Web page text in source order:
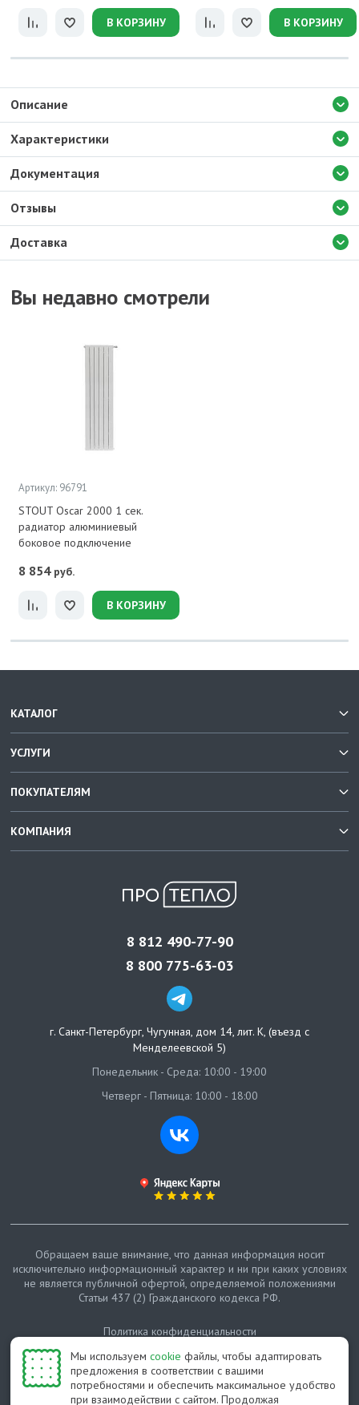
В КОРЗИНУ В КОРЗИНУ
Доставка
Описание
Характеристики
Документация
Отзывы
Вы недавно смотрели
Артикул: 96791
STOUT Oscar 2000 1 сек.
радиатор алюминиевый
боковое подключение
8 854 руб.
В КОРЗИНУ
Мы используем cookie файлы, чтобы адаптировать
предложения в соответствии с вашими
потребностями и обеспечить максимальное удобство
при взаимодействии с сайтом. Продолжая
КАТАЛОГ
УСЛУГИ
ПОКУПАТЕЛЯМ
КОМПАНИЯ
8 812 490-77-90
8 800 775-63-03
г. Санкт-Петербург, Чугунная, дом 14, лит. К, (въезд с
Менделеевской 5)
Понедельник - Среда: 10:00 - 19:00
Четверг - Пятница: 10:00 - 18:00
© Протепло-СПб, 2011-2026
Обращаем ваше внимание, что данная информация носит
исключительно информационный характер и ни при каких условиях
не является публичной офертой, определяемой положениями
Статьи 437 (2) Гражданского кодекса РФ.
Политика конфиденциальности
Карта сайта